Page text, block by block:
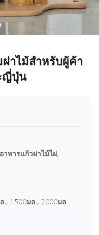
าไม้สำหรับผู้ค้า
ญี่ปุ่น
อาหารแก้วฝาไม้ไผ่,
., 1500มล., 2000มล